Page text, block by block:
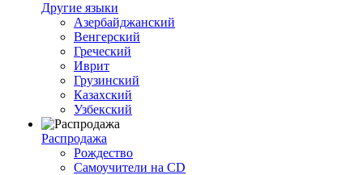
Другие языки
Азербайджанский
Венгерский
Греческий
Иврит
Грузинский
Казахский
Узбекский
Распродажа
Рождество
Самоучители на CD